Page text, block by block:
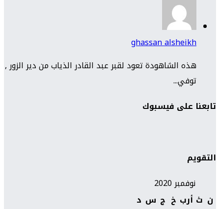
ghassan alsheikh
هذه الشاهودة تعود لقبر عبد القادر الذياب من دير الزور ,
توفي...
تابعنا على فيسبوك
التقويم
نوفمبر 2020
ن ث أرب خ ج س د